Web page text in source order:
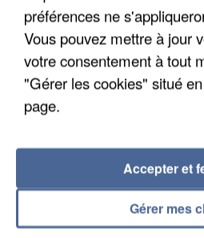
préférences ne
Vous pouvez mettre à jour
votre consentement à tout
"Gérer les cookies" situé
page.
Gérer mes
Accepter et